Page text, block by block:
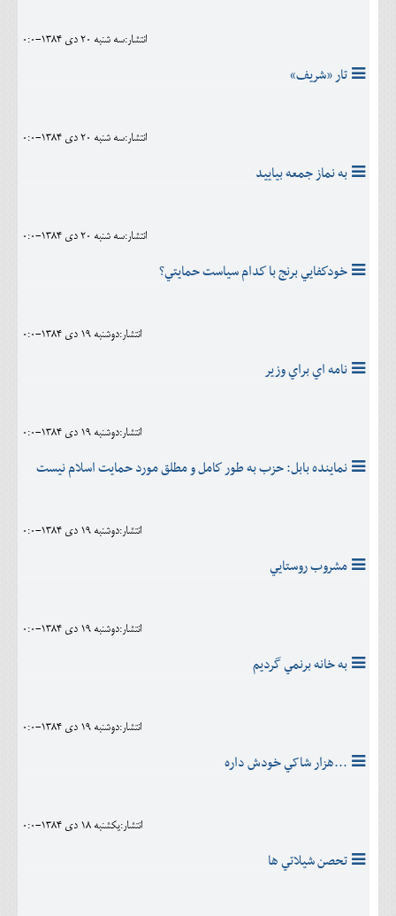
انتشار:سه شنبه 20 دی 1384-0:0
تار «شريف»
انتشار:سه شنبه 20 دی 1384-0:0
به نماز جمعه بياييد
انتشار:سه شنبه 20 دی 1384-0:0
خودكفايي برنج با كدام سياست حمايتي؟
انتشار:دوشنبه 19 دی 1384-0:0
نامه اي براي وزير
انتشار:دوشنبه 19 دی 1384-0:0
نماينده بابل: حزب به طور كامل و مطلق مورد حمايت اسلام نيست
انتشار:دوشنبه 19 دی 1384-0:0
مشروب روستايي
انتشار:دوشنبه 19 دی 1384-0:0
به خانه برنمي گرديم
انتشار:دوشنبه 19 دی 1384-0:0
...هزار شاکي خودش داره
انتشار:يکشنبه 18 دی 1384-0:0
تحصن شيلاتي ها